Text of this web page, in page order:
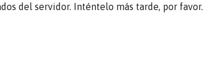
del servidor. Inténtelo más tarde, por favor.